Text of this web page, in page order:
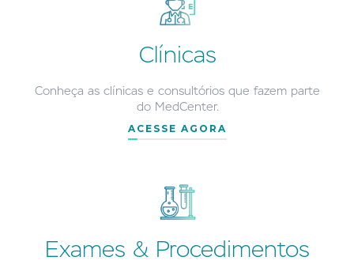
Clínicas
Conheça as clínicas e consultórios que fazem parte
do MedCenter.
ACESSE AGORA
Exames & Procedimentos